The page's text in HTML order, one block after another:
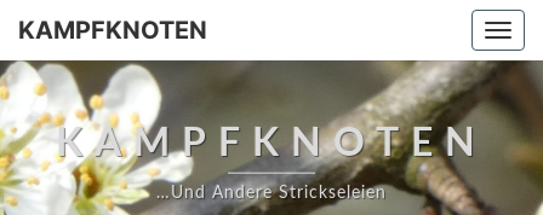
Skip
content
KAMPFKNOTEN
KAMPFKNOTEN
…und Andere Strickseleien